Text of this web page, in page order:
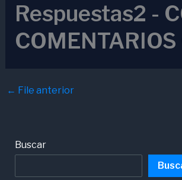
Respuestas2 -
COMENTARIOS
← File anterior
Buscar